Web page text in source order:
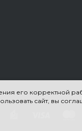
его корректной
сайт, вы